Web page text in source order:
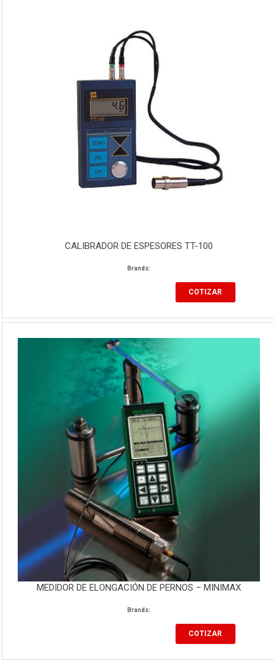
CALIBRADOR DE ESPESORES TT-100
Brands:
COTIZAR
MEDIDOR DE ELONGACIÓN DE PERNOS – MINIMAX
Brands:
COTIZAR